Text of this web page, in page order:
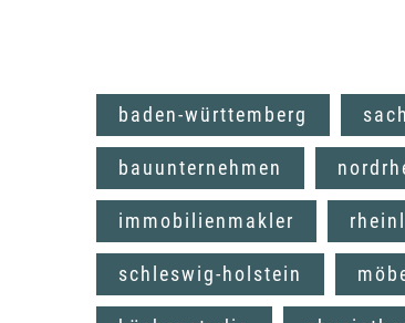
baden-württemberg
bauunternehmen
immobilienmakler
schleswig-holstein